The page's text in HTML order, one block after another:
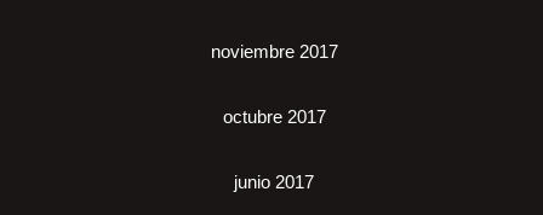
noviembre 2017
octubre 2017
junio 2017